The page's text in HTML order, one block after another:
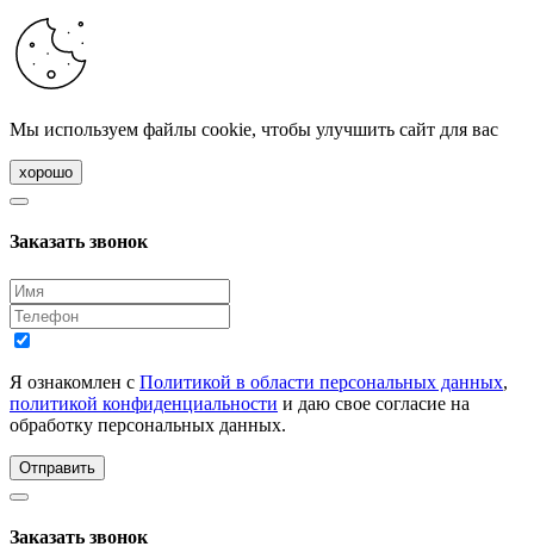
Мы используем файлы cookie, чтобы улучшить сайт для вас
хорошо
Заказать звонок
Я ознакомлен с Политикой в области персональных данных,
политикой конфиденциальности и даю свое согласие на
обработку персональных данных.
Отправить
Заказать звонок